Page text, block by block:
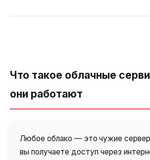
Что такое облачные
они работают
Любое облако — это чужие
вы получаете доступ через